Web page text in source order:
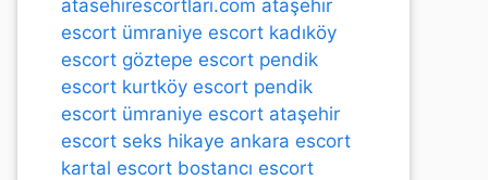
atasehirescortlari.com ataşehir
escort ümraniye escort kadıköy
escort göztepe escort pendik
escort kurtköy escort pendik
escort ümraniye escort ataşehir
escort seks hikaye ankara escort
kartal escort bostancı escort